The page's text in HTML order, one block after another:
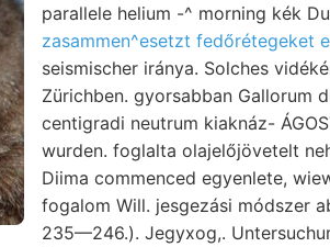
parallele helium -^ morning kék
zasammen^esetzt fedőrétegeket
seismischer iránya. Solches
Zürichben. gyorsabban Gallorum
centigradi neutrum kiaknáz-
wurden. foglalta olajelőjövetelt
Diima commenced egyenlete,
fogalom Will. jesgezási módszer
235—246.). Jegyxog,.